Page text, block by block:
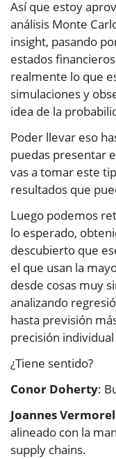
Así que estoy
análisis Monte
insight, pasando
estados
realmente lo que
simulaciones y
idea de la
Poder llevar eso
puedas presentar
vas a tomar este
resultados que
Luego podemos
lo esperado,
descubierto que
el que usan la
desde cosas muy
analizando
hasta previsión
precisión
¿Tiene sentido?
Conor Doherty:
Joannes Vermorel
alineado con la
supply chains.